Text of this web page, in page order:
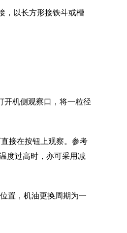
，以长方形接铁斗或槽
开机侧观察口，将一粒径
接在按钮上观察。参考
度过高时，亦可采用减
置，机油更换周期为一